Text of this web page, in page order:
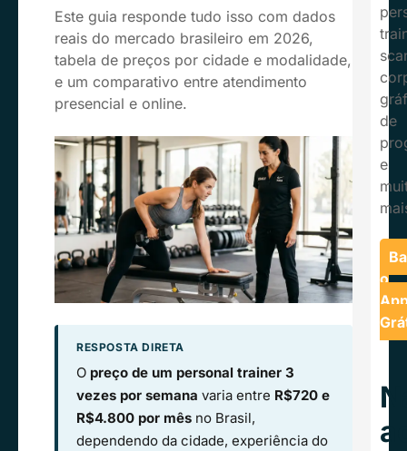
Este guia responde tudo isso com dados
reais do mercado brasileiro em 2026,
tabela de preços por cidade e modalidade,
e um comparativo entre atendimento
presencial e online.
RESPOSTA DIRETA
O preço de um personal trainer 3
vezes por semana varia entre R$720 e
R$4.800 por mês no Brasil,
dependendo da cidade, experiência do
de
e
o